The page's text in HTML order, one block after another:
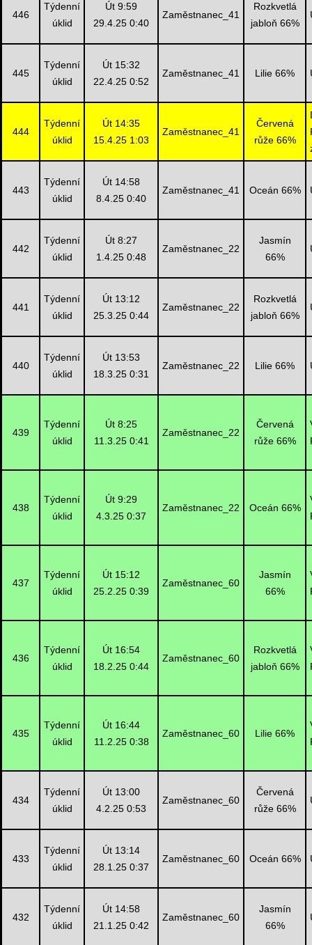
446
Týdenní
úklid
Út 9:59
29.4.25 0:40
Zaměstnanec_41
Rozkvetlá
jabloň 66%
445
Týdenní
úklid
Út 15:32
22.4.25 0:52
Zaměstnanec_41 Lilie 66%
444
Týdenní
úklid
Út 14:35
15.4.25 1:03
Zaměstnanec_41
Červená
růže 66%
443
Týdenní
úklid
Út 14:58
8.4.25 0:40
Zaměstnanec_41 Oceán 66%
442
Týdenní
úklid
Út 8:27
1.4.25 0:48
Zaměstnanec_22
Jasmín
66%
441
Týdenní
úklid
Út 13:12
25.3.25 0:44
Zaměstnanec_22
Rozkvetlá
jabloň 66%
440
Týdenní
úklid
Út 13:53
18.3.25 0:31
Zaměstnanec_22 Lilie 66%
439
Týdenní
úklid
Út 8:25
11.3.25 0:41
Zaměstnanec_22
Červená
růže 66%
438
Týdenní
úklid
Út 9:29
4.3.25 0:37
Zaměstnanec_22 Oceán 66%
437
Týdenní
úklid
Út 15:12
25.2.25 0:39
Zaměstnanec_60
Jasmín
66%
436
Týdenní
úklid
Út 16:54
18.2.25 0:44
Zaměstnanec_60
Rozkvetlá
jabloň 66%
435
Týdenní
úklid
Út 16:44
11.2.25 0:38
Zaměstnanec_60 Lilie 66%
434
Týdenní
úklid
Út 13:00
4.2.25 0:53
Zaměstnanec_60
Červená
růže 66%
433
Týdenní
úklid
Út 13:14
28.1.25 0:37
Zaměstnanec_60 Oceán 66%
432
Týdenní
úklid
Út 14:58
21.1.25 0:42
Zaměstnanec_60
Jasmín
66%